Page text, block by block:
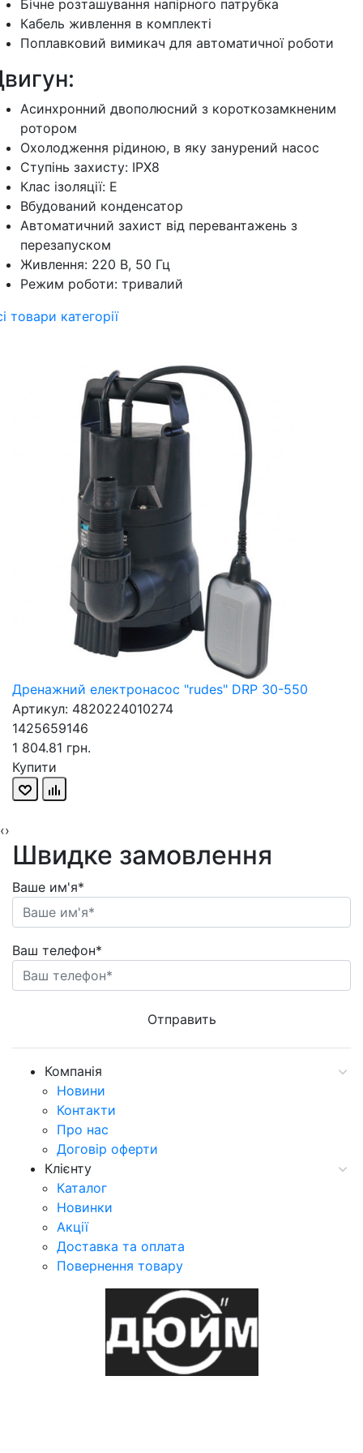
Бічне розташування напірного патрубка
Кабель живлення в комплекті
Поплавковий вимикач для автоматичної роботи
Асинхронний двополюсний з короткозамкненим
ротором
Охолодження рідиною, в яку занурений насос
Ступінь захисту: IPX8
Клас ізоляції: Е
Вбудований конденсатор
Автоматичний захист від перевантажень з
перезапуском
Живлення: 220 В, 50 Гц
Режим роботи: тривалий
товари категорії
Дренажний електронасос "rudes" DRP 30-550
Артикул: 4820224010274
1425659146
1 804.81 грн.
Купити
‹›
Швидке замовлення
Ваше им'я*
Ваш телефон*
Компанія
Новини
Контакти
Про нас
Договір оферти
Клієнту
Каталог
Новинки
Акції
Доставка та оплата
Повернення товару